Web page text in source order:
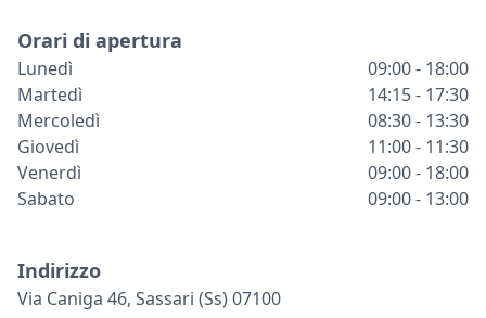
Orari di apertura
Lunedì
09:00 - 18:00
Martedì
14:15 - 17:30
Mercoledì
08:30 - 13:30
Giovedì
11:00 - 11:30
Venerdì
09:00 - 18:00
Sabato
09:00 - 13:00
Indirizzo
Via Caniga 46, Sassari (ss) 07100